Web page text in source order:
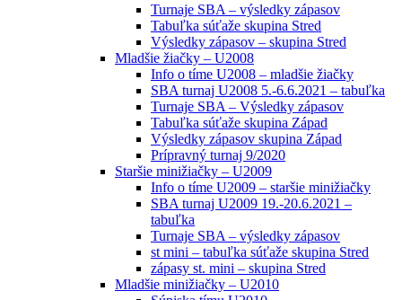
Turnaje SBA – výsledky zápasov
Tabuľka súťaže skupina Stred
Výsledky zápasov – skupina Stred
Mladšie žiačky – U2008
Info o tíme U2008 – mladšie žiačky
SBA turnaj U2008 5.-6.6.2021 – tabuľka
Turnaje SBA – Výsledky zápasov
Tabuľka súťaže skupina Západ
Výsledky zápasov skupina Západ
Prípravný turnaj 9/2020
Staršie minižiačky – U2009
Info o tíme U2009 – staršie minižiačky
SBA turnaj U2009 19.-20.6.2021 –
tabuľka
Turnaje SBA – výsledky zápasov
st mini – tabuľka súťaže skupina Stred
zápasy st. mini – skupina Stred
Mladšie minižiačky – U2010